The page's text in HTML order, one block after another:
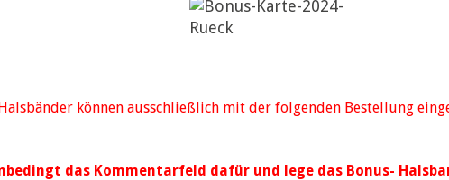
können ausschließlich mit der folgenden Bestellung
das Kommentarfeld dafür und lege das Bonus-